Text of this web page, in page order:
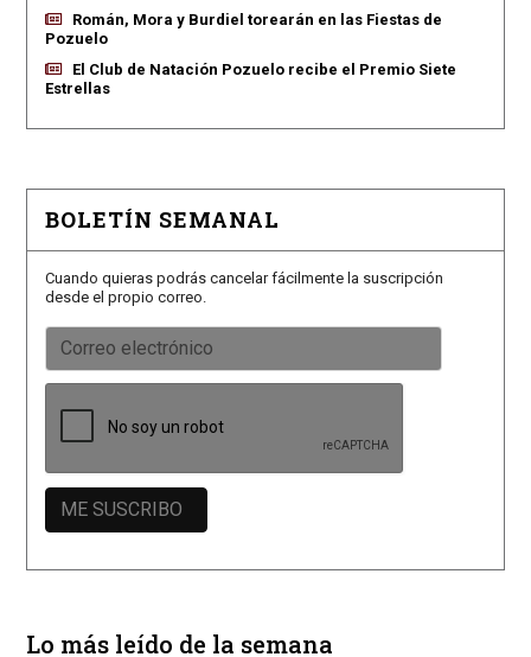
Román, Mora y Burdiel torearán en las Fiestas de
Pozuelo
El Club de Natación Pozuelo recibe el Premio Siete
Estrellas
BOLETÍN SEMANAL
Cuando quieras podrás cancelar fácilmente la suscripción
desde el propio correo.
Lo más leído de la semana